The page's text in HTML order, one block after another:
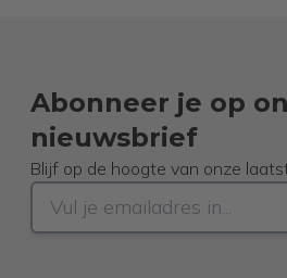
Abonneer je op
nieuwsbrief
Blijf op de hoogte van onze